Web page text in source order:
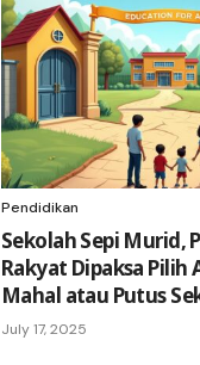
Pendidikan
Sekolah Sepi Murid,
Rakyat Dipaksa Pilih
Mahal atau Putus
July 17, 2025